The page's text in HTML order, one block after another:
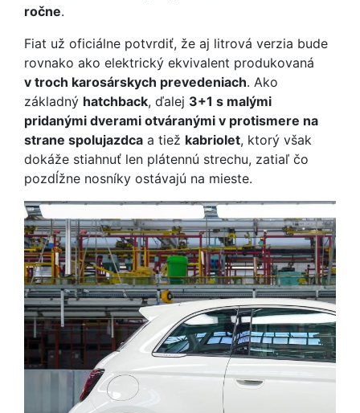
ročne.
Fiat už oficiálne potvrdiť, že aj litrová verzia bude
rovnako ako elektrický ekvivalent produkovaná
v troch karosárskych prevedeniach. Ako
základný hatchback, ďalej 3+1 s malými
pridanými dverami otváranými v protismere na
strane spolujazdca a tiež kabriolet, ktorý však
dokáže stiahnuť len plátennú strechu, zatiaľ čo
pozdĺžne nosníky ostávajú na mieste.